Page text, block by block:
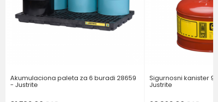
Akumulaciona paleta za 6 buradi 28659
- Justrite
Sigurnosni kanister
Justrite